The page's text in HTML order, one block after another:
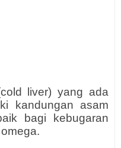
liver) yang ada
kandungan asam
bagi kebugaran